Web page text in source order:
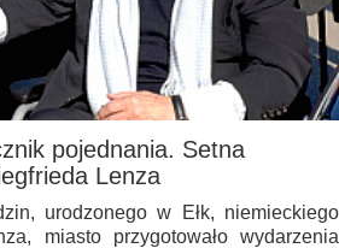
pojednania. Setna
Lenza
urodzonego w Ełk, niemieckiego
miasto przygotowało wydarzenia